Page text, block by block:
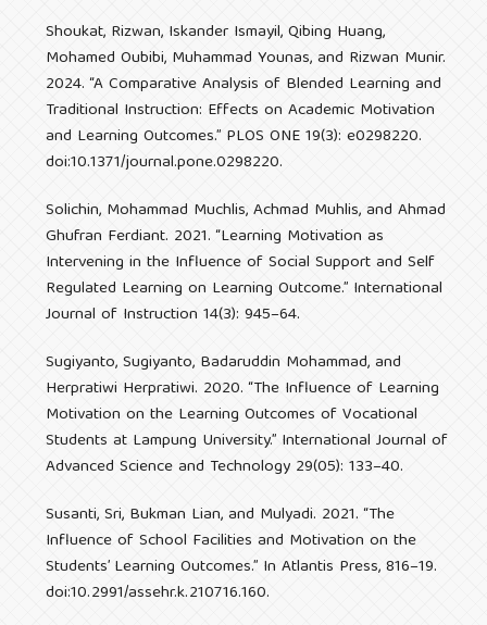
Shoukat, Rizwan, Iskander Ismayil, Qibing Huang,
Mohamed Oubibi, Muhammad Younas, and Rizwan Munir.
2024. “A Comparative Analysis of Blended Learning and
Traditional Instruction: Effects on Academic Motivation
and Learning Outcomes.” PLOS ONE 19(3): e0298220.
doi:10.1371/journal.pone.0298220.
Solichin, Mohammad Muchlis, Achmad Muhlis, and Ahmad
Ghufran Ferdiant. 2021. “Learning Motivation as
Intervening in the Influence of Social Support and Self
Regulated Learning on Learning Outcome.” International
Journal of Instruction 14(3): 945–64.
Sugiyanto, Sugiyanto, Badaruddin Mohammad, and
Herpratiwi Herpratiwi. 2020. “The Influence of Learning
Motivation on the Learning Outcomes of Vocational
Students at Lampung University.” International Journal of
Advanced Science and Technology 29(05): 133–40.
Susanti, Sri, Bukman Lian, and Mulyadi. 2021. “The
Influence of School Facilities and Motivation on the
Students’ Learning Outcomes.” In Atlantis Press, 816–19.
doi:10.2991/assehr.k.210716.160.